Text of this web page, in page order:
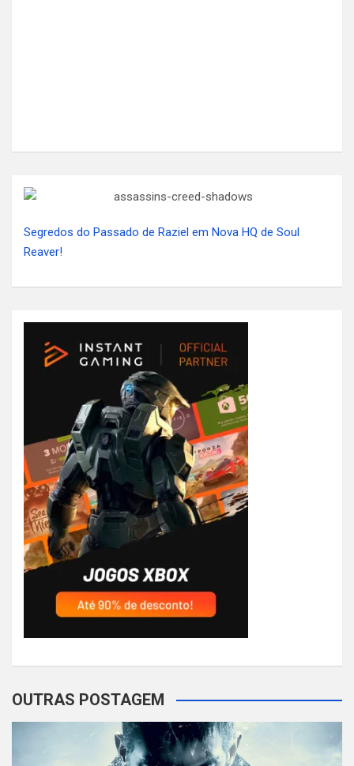
Segredos do Passado de Raziel em Nova HQ de Soul
Reaver!
OUTRAS POSTAGEM